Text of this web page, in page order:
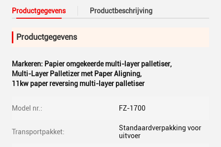
Productgegevens Productbeschrijving
Productgegevens
Markeren: Papier omgekeerde multi-layer palletiser,
Multi-Layer Palletizer met Paper Aligning,
11kw paper reversing multi-layer palletiser
Model nr.: FZ-1700
Transportpakket:
Standaardverpakking voor
uitvoer